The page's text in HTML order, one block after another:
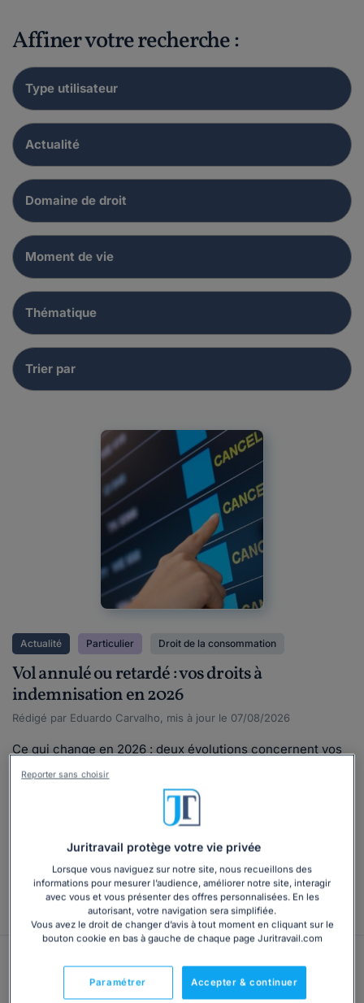
Affiner votre recherche :
Actualité Particulier Droit de la consommation
Vol annulé ou retardé : vos droits à
indemnisation en 2026
Rédigé par Eduardo Carvalho, mis à jour le 07/08/2026
Ce qui change en 2026 : deux évolutions concernent vos
droits cette année : la médiation devient obligatoire avant
toute action en justice depuis le 7 février 2026 (détails
plus bas), et une réforme du règlement européen a été
adoptée le 7 juillet 2026 mais n'est pas encore en vigueur
(détails en fin d'article). Votre vol est annulé au dernier
moment ou cloué au sol pendant des...
Consulter
Juritravail protège votre vie privée
Lorsque vous naviguez sur notre site, nous recueillons des
informations pour mesurer l’audience, améliorer notre site, interagir
avec vous et vous présenter des offres personnalisées. En les
autorisant, votre navigation sera simplifiée.
Vous avez le droit de changer d’avis à tout moment en cliquant sur le
bouton cookie en bas à gauche de chaque page Juritravail.com
Accepter & continuer
Paramétrer
Reporter sans choisir